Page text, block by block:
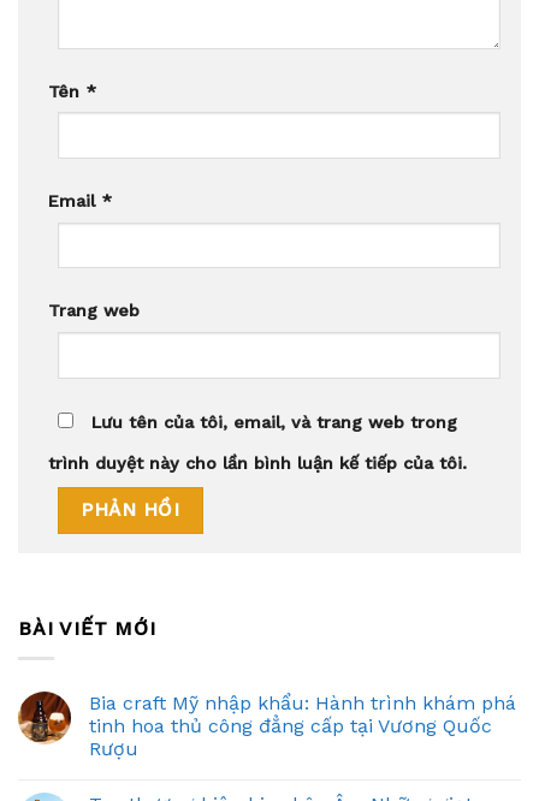
Tên *
Email *
Trang web
Lưu tên của tôi, email, và trang web trong
trình duyệt này cho lần bình luận kế tiếp của tôi.
BÀI VIẾT MỚI
Bia craft Mỹ nhập khẩu: Hành trình khám phá
tinh hoa thủ công đẳng cấp tại Vương Quốc
Rượu